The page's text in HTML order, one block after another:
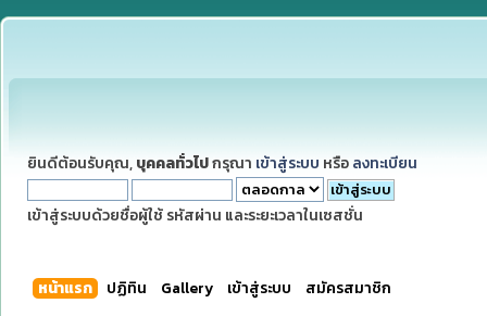
ยินดีต้อนรับคุณ, บุคคลทั่วไปกรุณา เข้าสู่ระบบ หรือ ลงทะเบียน
เข้าสู่ระบบด้วยชื่อผู้ใช้ รหัสผ่าน และระยะเวลาในเซสชั่น
หน้าแรก ปฏิทิน Gallery เข้าสู่ระบบ สมัครสมาชิก